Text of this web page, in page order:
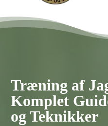
Træning af
Komplet
og Teknikker